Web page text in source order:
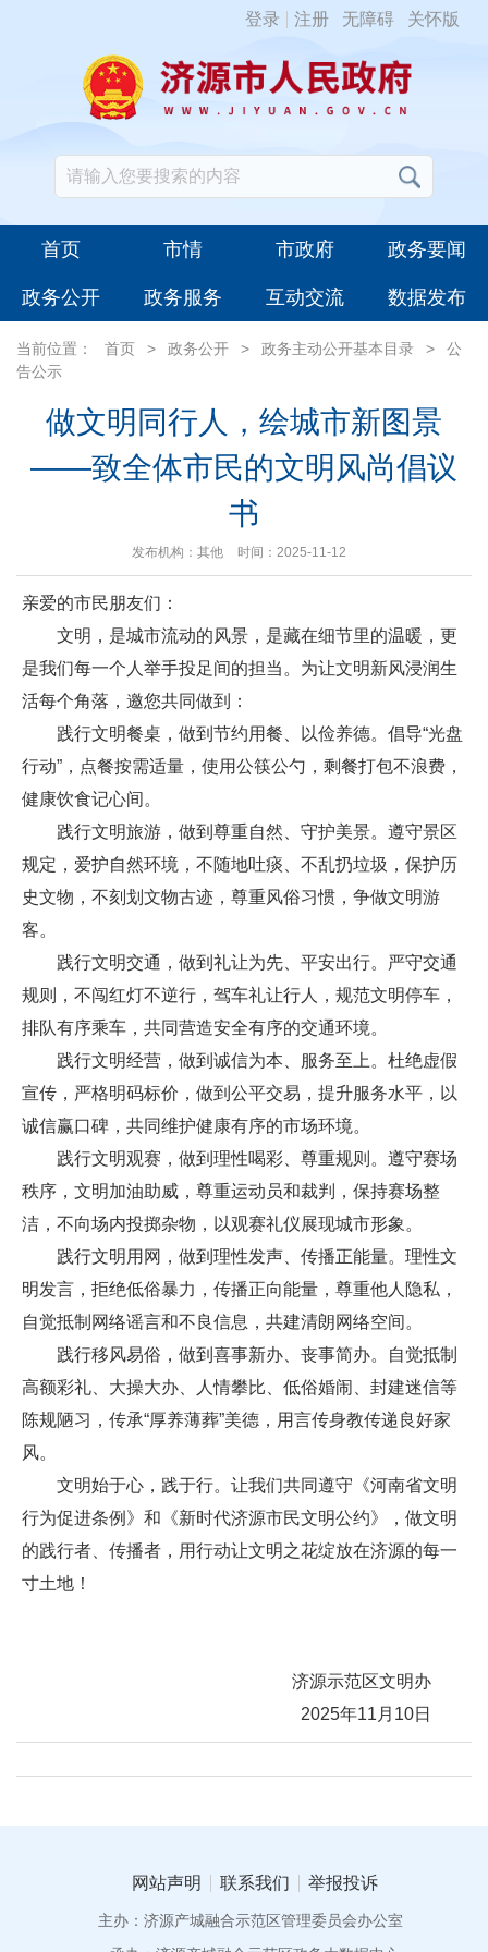
登录 注册 无障碍 关怀版
首页 市情 市政府 政务要闻
政务公开 政务服务 互动交流 数据发布
当前位置： 首页 > 政务公开 > 政务主动公开基本目录 >
公
告公示
做文明同行人，绘城市新图景
——致全体市民的文明风尚倡议
书
发布机构：其他 时间：2025-11-12
亲爱的市民朋友们：
文明，是城市流动的风景，是藏在细节里的温暖，更
是我们每一个人举手投足间的担当。为让文明新风浸润生
活每个角落，邀您共同做到：
践行文明餐桌，做到节约用餐、以俭养德。倡导“光盘
行动”，点餐按需适量，使用公筷公勺，剩餐打包不浪费，
健康饮食记心间。
践行文明旅游，做到尊重自然、守护美景。遵守景区
规定，爱护自然环境，不随地吐痰、不乱扔垃圾，保护历
史文物，不刻划文物古迹，尊重风俗习惯，争做文明游
客。
践行文明交通，做到礼让为先、平安出行。严守交通
规则，不闯红灯不逆行，驾车礼让行人，规范文明停车，
排队有序乘车，共同营造安全有序的交通环境。
践行文明经营，做到诚信为本、服务至上。杜绝虚假
宣传，严格明码标价，做到公平交易，提升服务水平，以
诚信赢口碑，共同维护健康有序的市场环境。
践行文明观赛，做到理性喝彩、尊重规则。遵守赛场
秩序，文明加油助威，尊重运动员和裁判，保持赛场整
洁，不向场内投掷杂物，以观赛礼仪展现城市形象。
践行文明用网，做到理性发声、传播正能量。理性文
明发言，拒绝低俗暴力，传播正向能量，尊重他人隐私，
自觉抵制网络谣言和不良信息，共建清朗网络空间。
践行移风易俗，做到喜事新办、丧事简办。自觉抵制
高额彩礼、大操大办、人情攀比、低俗婚闹、封建迷信等
陈规陋习，传承“厚养薄葬”美德，用言传身教传递良好家
风。
文明始于心，践于行。让我们共同遵守《河南省文明
行为促进条例》和《新时代济源市民文明公约》，做文明
的践行者、传播者，用行动让文明之花绽放在济源的每一
寸土地！
济源示范区文明办
2025年11月10日
网站声明 联系我们 举报投诉
主办：济源产城融合示范区管理委员会办公室